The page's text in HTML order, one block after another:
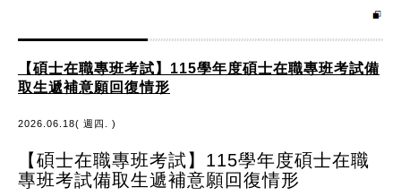
【碩士在職專班考試】115學年度碩士在職專班考試備
取生遞補意願回復情形
2026.06.18( 週四. )
【碩士在職專班考試】115學年度碩士在職
專班考試備取生遞補意願回復情形